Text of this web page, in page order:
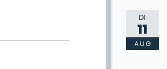
DI
11
AUG